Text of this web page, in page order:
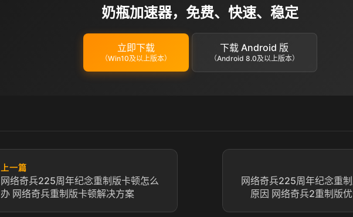
奶瓶加速器，免费、快速、稳定
立即下载
（Win10及以上版本）
下载 Android 版
（Android 8.0及以上版本）
上一篇
网络奇兵225周年纪念重制版卡顿怎么
办 网络奇兵重制版卡顿解决方案
网络奇兵225周年纪念重
原因 网络奇兵2重制版